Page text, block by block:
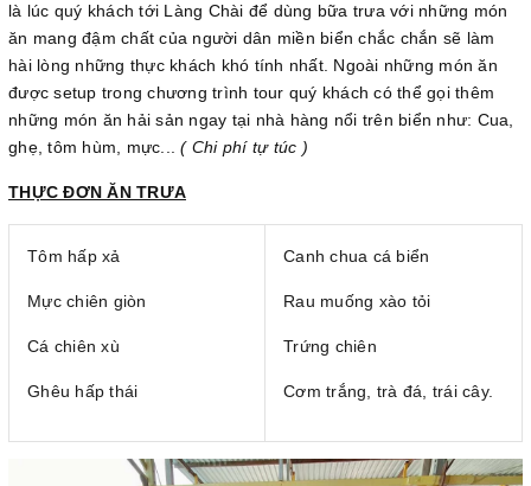
là lúc quý khách tới Làng Chài để dùng bữa trưa với những món
ăn mang đậm chất của người dân miền biển chắc chắn sẽ làm
hài lòng những thực khách khó tính nhất. Ngoài những món ăn
được setup trong chương trình tour quý khách có thể gọi thêm
những món ăn hải sản ngay tại nhà hàng nổi trên biển như: Cua,
ghẹ, tôm hùm, mực...( Chi phí tự túc )
THỰC ĐƠN ĂN TRƯA
Tôm hấp xả
Mực chiên giòn
Cá chiên xù
Ghêu hấp thái
Canh chua cá biển
Rau muống xào tỏi
Trứng chiên
Cơm trắng, trà đá, trái cây.